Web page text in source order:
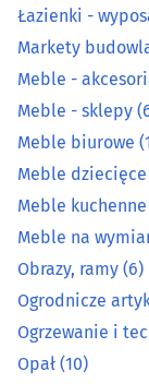
Klimatyzacja
Kominki i piece
Konstrukcje
Kosztorysowanie
Kowale(2)
Łazienki -
Markety
Łazienki -
Markety
Meble -
Meble - sklepy
Meble biurowe
Meble
Meble kuchenne
Meble na
Obrazy, ramy (6)
Ogrodnicze
Ogrzewanie i
Opał (10)